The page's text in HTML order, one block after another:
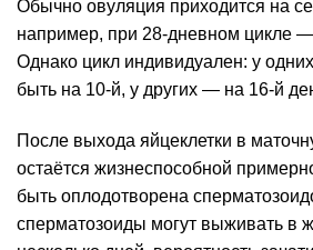
Обычно овуляция приходится на
например, при 28-дневном цикле
Однако цикл индивидуален: у
быть на 10-й, у других — на 16-й
После выхода яйцеклетки в
остаётся жизнеспособной
быть оплодотворена
сперматозоиды могут выживать в